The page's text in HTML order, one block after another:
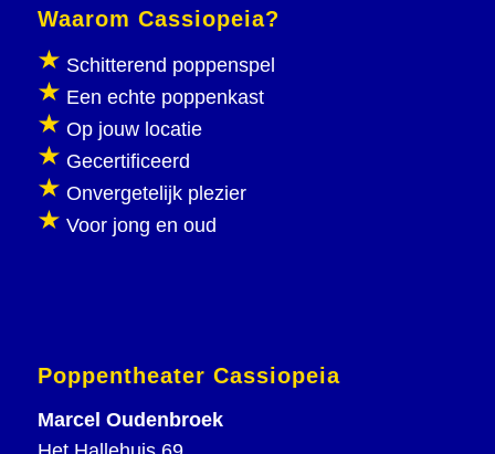
Waarom Cassiopeia?
Schitterend poppenspel
Een echte poppenkast
Op jouw locatie
Gecertificeerd
Onvergetelijk plezier
Voor jong en oud
Poppentheater Cassiopeia
Marcel Oudenbroek